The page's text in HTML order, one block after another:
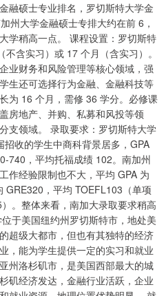
融硕士专业排名，罗切斯特大学金
州大学金融硕士专排大约在前 6，
学稍高一点。 课程设置：罗切斯特
含实习）或 17 个月（含实习）。
业财务和风险管理等核心领域，强
生还可选择行为金融、金融科技等
为 16 个月，需修 36 学分。必修课
房地产、并购、私募和风投等领
支领域。 录取要求：罗切斯特大学
收的学生中商科背景居多，GPA
740，平均托福成绩 102。南加州
作经验限制也不大，平均 GPA 为
GRE320，平均 TOEFL103（单项
。整体来看，南加大录取要求稍高
于美国纽约州罗切斯特市，地处美
超级大都市，但也有其独特的经济
，能为学生提供一定的实习和就业
州洛杉矶市，是美国西部最大的城
矶经济发达，金融行业活跃，企业